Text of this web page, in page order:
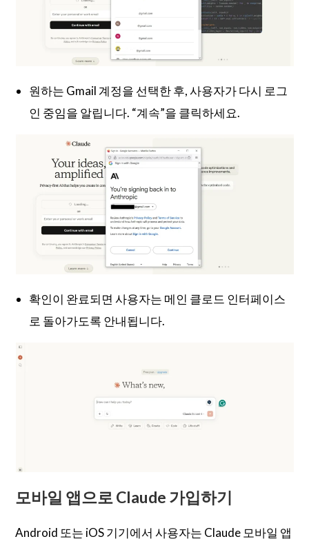
원하는 Gmail 계정을 선택한 후, 사용자가 다시 로그
인 중임을 알립니다. “계속”을 클릭하세요.
확인이 완료되면 사용자는 메인 클로드 인터페이스
로 돌아가도록 안내됩니다.
모바일 앱으로 Claude 가입하기
Android 또는 iOS 기기에서 사용자는 Claude 모바일 앱